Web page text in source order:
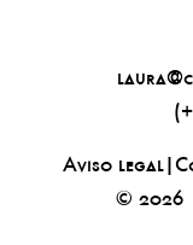
© 2026
Aviso legal |